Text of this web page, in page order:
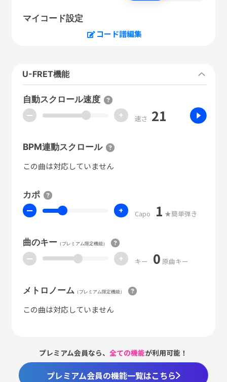
マイコード設定
コード譜編集
U-FRET機能
自動スクロール速度
ー + 速さ 21
BPM連動スクロール
この曲は対応していません
カポ
ー + Capo 1 ★簡単弾き
曲のキー（プレミアム限定機能）
ー + キー 0 原曲キー
メトロノーム （プレミアム限定機能）
この曲は対応していません
プレミアム会員なら、全ての機能が利用可能！
プレミアム会員の機能一覧はこちら